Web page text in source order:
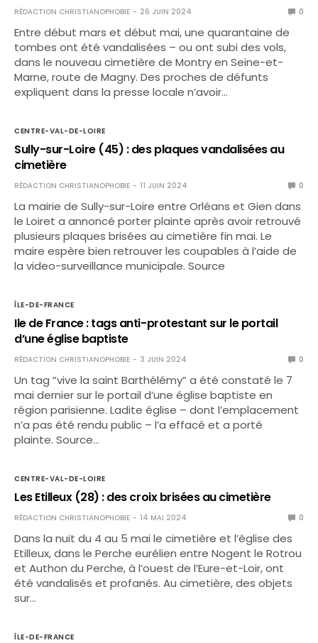
RÉDACTION CHRISTIANOPHOBIE 26 JUIN 2024 0
Entre début mars et début mai, une quarantaine de
tombes ont été vandalisées – ou ont subi des vols,
dans le nouveau cimetière de Montry en Seine-et-
Marne, route de Magny. Des proches de défunts
expliquent dans la presse locale n’avoir…
CENTRE-VAL-DE-LOIRE
Sully-sur-Loire (45) : des plaques vandalisées au
cimetière
RÉDACTION CHRISTIANOPHOBIE 11 JUIN 2024 0
La mairie de Sully-sur-Loire entre Orléans et Gien dans
le Loiret a annoncé porter plainte après avoir retrouvé
plusieurs plaques brisées au cimetière fin mai. Le
maire espère bien retrouver les coupables à l’aide de
la video-surveillance municipale. Source
ÎLE-DE-FRANCE
Ile de France : tags anti-protestant sur le portail
d’une église baptiste
RÉDACTION CHRISTIANOPHOBIE 3 JUIN 2024 0
Un tag “vive la saint Barthélémy” a été constaté le 7
mai dernier sur le portail d’une église baptiste en
région parisienne. Ladite église – dont l’emplacement
n’a pas été rendu public – l’a effacé et a porté
plainte. Source…
CENTRE-VAL-DE-LOIRE
Les Etilleux (28) : des croix brisées au cimetière
RÉDACTION CHRISTIANOPHOBIE 14 MAI 2024 0
Dans la nuit du 4 au 5 mai le cimetière et l’église des
Etilleux, dans le Perche eurélien entre Nogent le Rotrou
et Authon du Perche, à l’ouest de l’Eure-et-Loir, ont
été vandalisés et profanés. Au cimetière, des objets
sur…
ÎLE-DE-FRANCE